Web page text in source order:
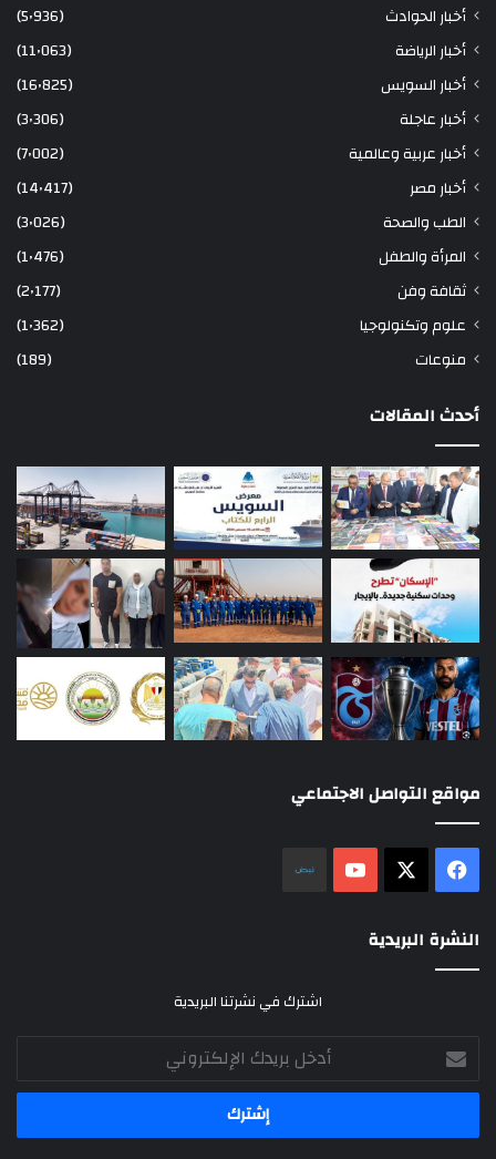
أخبار الحوادث
(5٬936)
أخبار الرياضة
(11٬063)
أخبار السويس
(16٬825)
أخبار عاجلة
(3٬306)
أخبار عربية وعالمية
(7٬002)
أخبار مصر
(14٬417)
الطب والصحة
(3٬026)
المرأة والطفل
(1٬476)
ثقافة وفن
(2٬177)
علوم وتكنولوجيا
(1٬362)
منوعات
(189)
أحدث المقالات
مواقع التواصل الاجتماعي
فيسبوك ‫YouTube
النشرة البريدية
اشترك في نشرتنا البريدية
أدخل
بريدك
الإلكتروني